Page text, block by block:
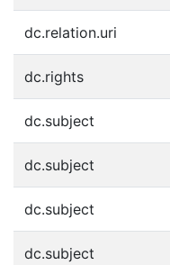
dc.relation.uri
dc.rights
dc.subject
dc.subject
dc.subject
dc.subject